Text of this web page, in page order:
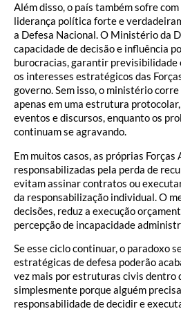
Além disso, o país também sofre com
liderança política forte e
a Defesa Nacional. O Ministério da
capacidade de decisão e influência
burocracias, garantir
os interesses estratégicos das
governo. Sem isso, o ministério
apenas em uma estrutura
eventos e discursos, enquanto os
continuam se agravando.
Em muitos casos, as próprias Forças
responsabilizadas pela perda de
evitam assinar contratos ou
da responsabilização individual. O
decisões, reduz a execução
percepção de incapacidade
Se esse ciclo continuar, o paradoxo
estratégicas de defesa poderão
vez mais por estruturas civis dentro
simplesmente porque alguém
responsabilidade de decidir e